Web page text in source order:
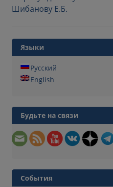
Шибанову Е.Б.
Языки
Русский
English
Будьте на связи
События